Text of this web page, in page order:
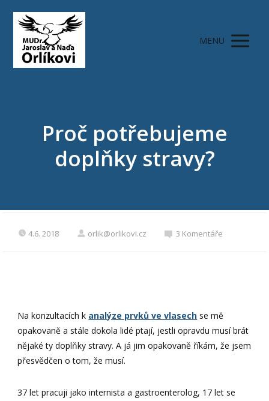
MENU
Proč potřebujeme
doplňky stravy?
4.6. 2018 orlik@orlikovi.cz 3 Komentáře
Na konzultacích k analýze prvků ve vlasech se mě
opakovaně a stále dokola lidé ptají, jestli opravdu musí brát
nějaké ty doplňky stravy. A já jim opakovaně říkám, že jsem
přesvědčen o tom, že musí.
37 let pracuji jako internista a gastroenterolog, 17 let se